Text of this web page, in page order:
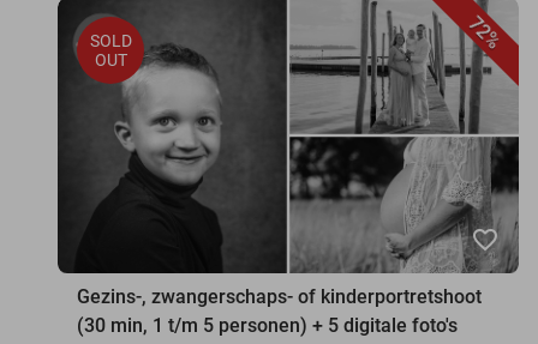
72%
SOLD
OUT
favorite_border
Gezins-, zwangerschaps- of kinderportretshoot
(30 min, 1 t/m 5 personen) + 5 digitale foto's